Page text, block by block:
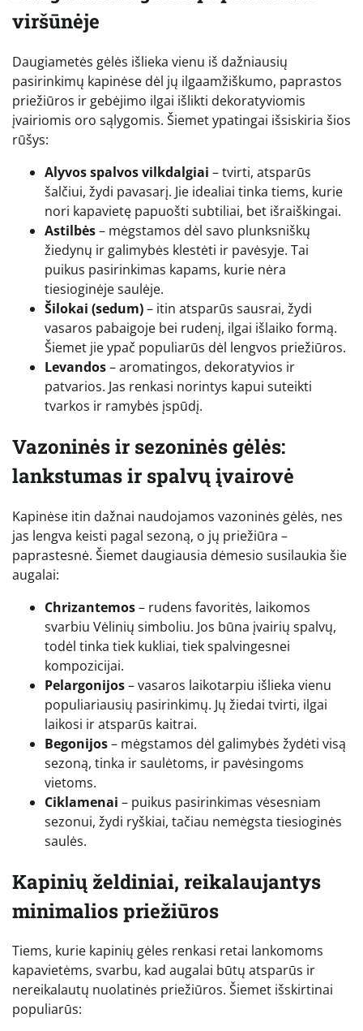
viršūnėje
Daugiametės gėlės išlieka vienu iš dažniausių
pasirinkimų kapinėse dėl jų ilgaamžiškumo, paprastos
priežiūros ir gebėjimo ilgai išlikti dekoratyviomis
įvairiomis oro sąlygomis. Šiemet ypatingai išsiskiria šios
rūšys:
Alyvos spalvos vilkdalgiai – tvirti, atsparūs
šalčiui, žydi pavasarį. Jie idealiai tinka tiems, kurie
nori kapavietę papuošti subtiliai, bet išraiškingai.
Astilbės– mėgstamos dėl savo plunksniškų
žiedynų ir galimybės klestėti ir pavėsyje. Tai
puikus pasirinkimas kapams, kurie nėra
tiesioginėje saulėje.
Šilokai (sedum)– itin atsparūs sausrai, žydi
vasaros pabaigoje bei rudenį, ilgai išlaiko formą.
Šiemet jie ypač populiarūs dėl lengvos priežiūros.
Levandos– aromatingos, dekoratyvios ir
patvarios. Jas renkasi norintys kapui suteikti
tvarkos ir ramybės įspūdį.
Vazoninės ir sezoninės gėlės:
lankstumas ir spalvų įvairovė
Kapinėse itin dažnai naudojamos vazoninės gėlės, nes
jas lengva keisti pagal sezoną, o jų priežiūra –
paprastesnė. Šiemet daugiausia dėmesio susilaukia šie
augalai:
Chrizantemos– rudens favoritės, laikomos
svarbiu Vėlinių simboliu. Jos būna įvairių spalvų,
todėl tinka tiek kukliai, tiek spalvingesnei
kompozicijai.
Pelargonijos– vasaros laikotarpiu išlieka vienu
populiariausių pasirinkimų. Jų žiedai tvirti, ilgai
laikosi ir atsparūs kaitrai.
Begonijos– mėgstamos dėl galimybės žydėti visą
sezoną, tinka ir saulėtoms, ir pavėsingoms
vietoms.
Ciklamenai – puikus pasirinkimas vėsesniam
sezonui, žydi ryškiai, tačiau nemėgsta tiesioginės
saulės.
Kapinių želdiniai, reikalaujantys
minimalios priežiūros
Tiems, kurie kapinių gėles renkasi retai lankomoms
kapavietėms, svarbu, kad augalai būtų atsparūs ir
nereikalautų nuolatinės priežiūros. Šiemet išskirtinai
populiarūs: